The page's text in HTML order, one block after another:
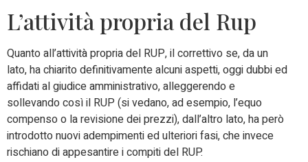
L’attività propria del Rup
Quanto all’attività propria del RUP, il correttivo se, da un
lato, ha chiarito definitivamente alcuni aspetti, oggi dubbi ed
affidati al giudice amministrativo, alleggerendo e
sollevando così il RUP (si vedano, ad esempio, l’equo
compenso o la revisione dei prezzi), dall’altro lato, ha però
introdotto nuovi adempimenti ed ulteriori fasi, che invece
rischiano di appesantire i compiti del RUP.